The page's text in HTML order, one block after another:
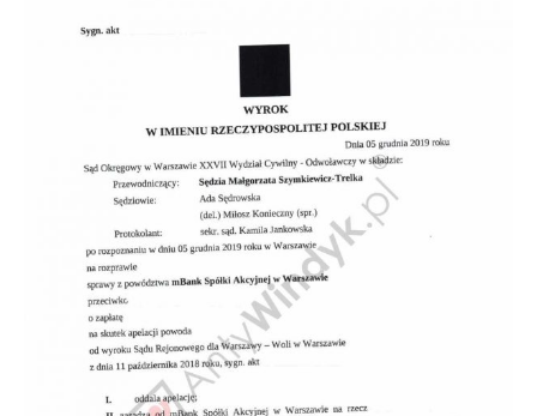
Doradztwo & konsulting Doradztwo & konsulting